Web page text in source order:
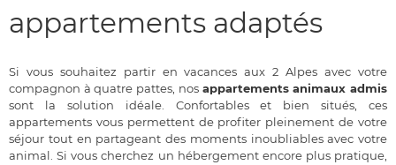
appartements adaptés
Si vous souhaitez partir en vacances aux 2 Alpes avec votre
compagnon à quatre pattes, nos appartements animaux admis
sont la solution idéale. Confortables et bien situés, ces
appartements vous permettent de profiter pleinement de votre
séjour tout en partageant des moments inoubliables avec votre
animal. Si vous cherchez un hébergement encore plus pratique,